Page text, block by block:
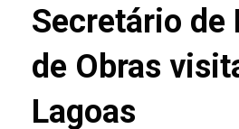
Secretário de
de Obras
Lagoas